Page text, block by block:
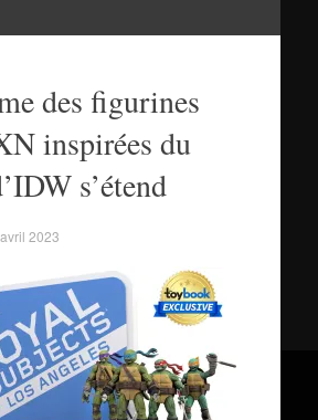
des figurines
inspirées du
s’étend
2023